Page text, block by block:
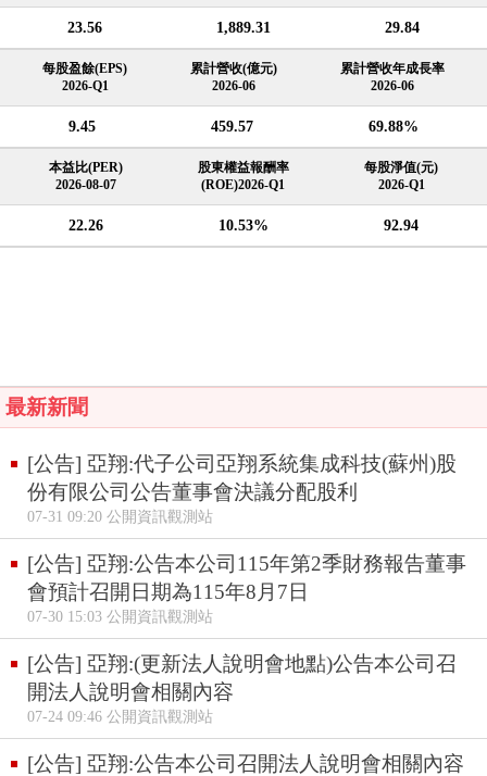
23.56 1,889.31 29.84
每股盈餘(EPS)
2026-Q1
累計營收(億元)
2026-06
累計營收年成長率
2026-06
9.45 459.57 69.88%
本益比(PER)
2026-08-07
股東權益報酬率
(ROE)2026-Q1
每股淨值(元)
2026-Q1
22.26 10.53% 92.94
最新新聞
[公告] 亞翔:代子公司亞翔系統集成科技(蘇州)股
份有限公司公告董事會決議分配股利
07-31 09:20 公開資訊觀測站
[公告] 亞翔:公告本公司115年第2季財務報告董事
會預計召開日期為115年8月7日
07-30 15:03 公開資訊觀測站
[公告] 亞翔:(更新法人說明會地點)公告本公司召
開法人說明會相關內容
07-24 09:46 公開資訊觀測站
[公告] 亞翔:公告本公司召開法人說明會相關內容